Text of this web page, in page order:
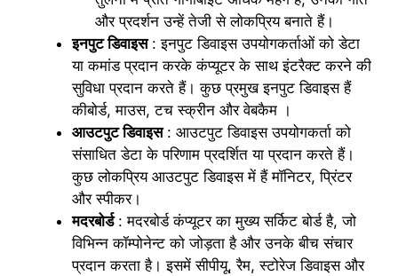
और प्रदर्शन उन्हें तेजी से लोकप्रिय बनाते हैं।
इनपुट डिवाइस: इनपुट डिवाइस उपयोगकर्ताओं को डेटा
या कमांड प्रदान करके कंप्यूटर के साथ इंटरैक्ट करने की
सुविधा प्रदान करते हैं। कुछ प्रमुख इनपुट डिवाइस हैं
कीबोर्ड, माउस, टच स्क्रीन और वेबकैम ।
आउटपुट डिवाइस: आउटपुट डिवाइस उपयोगकर्ता को
संसाधित डेटा के परिणाम प्रदर्शित या प्रदान करते हैं।
कुछ लोकप्रिय आउटपुट डिवाइस में हैं मॉनिटर, प्रिंटर
और स्पीकर।
मदरबोर्ड: मदरबोर्ड कंप्यूटर का मुख्य सर्किट बोर्ड है, जो
विभिन्न कॉम्पोनेन्ट को जोड़ता है और उनके बीच संचार
प्रदान करता है। इसमें सीपीयू, रैम, स्टोरेज डिवाइस और